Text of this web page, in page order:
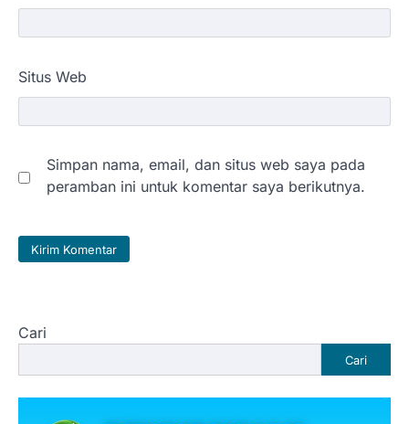
Situs Web
Simpan nama, email, dan situs web saya pada
peramban ini untuk komentar saya berikutnya.
Cari
Cari